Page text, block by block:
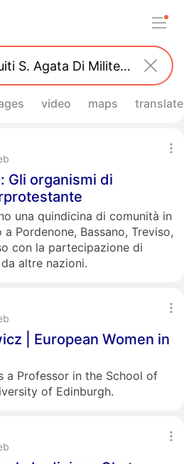
video maps translate
Gli organismi di
una quindicina di comunità in
Pordenone, Bassano, Treviso,
con la partecipazione di
altre nazioni.
| European Women in
a Professor in the School of
of Edinburgh.